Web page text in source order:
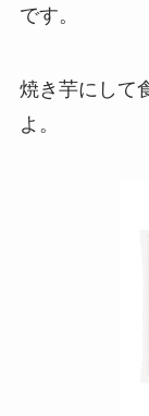
です。
焼き芋にして
よ。